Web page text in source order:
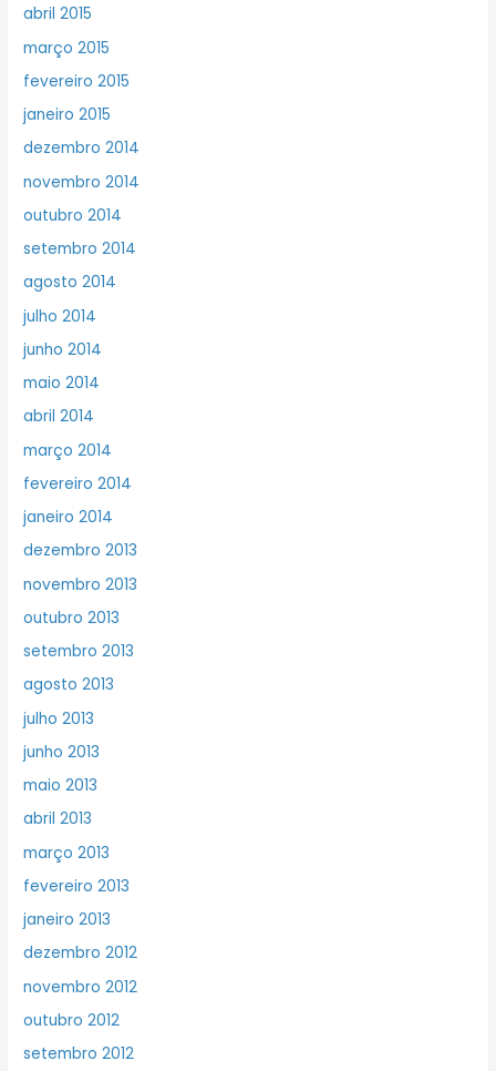
abril 2015
março 2015
fevereiro 2015
janeiro 2015
dezembro 2014
novembro 2014
outubro 2014
setembro 2014
agosto 2014
julho 2014
junho 2014
maio 2014
abril 2014
março 2014
fevereiro 2014
janeiro 2014
dezembro 2013
novembro 2013
outubro 2013
setembro 2013
agosto 2013
julho 2013
junho 2013
maio 2013
abril 2013
março 2013
fevereiro 2013
janeiro 2013
dezembro 2012
novembro 2012
outubro 2012
setembro 2012